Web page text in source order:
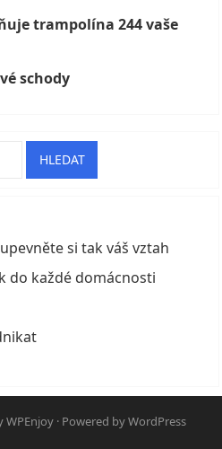
trampolína 244 vaše
schody
si tak váš vztah
do každé domácnosti
WPEnjoy· Powered byWordPress